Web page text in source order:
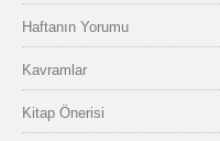
Haftanın Yorumu
Kavramlar
Kitap Önerisi